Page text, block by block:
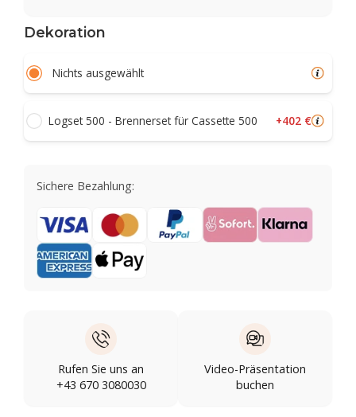
Dekoration
Nichts ausgewählt
Logset 500 - Brennerset für Cassette 500 +402 €
Sichere Bezahlung:
Rufen Sie uns an
+43 670 3080030
Video-Präsentation
buchen